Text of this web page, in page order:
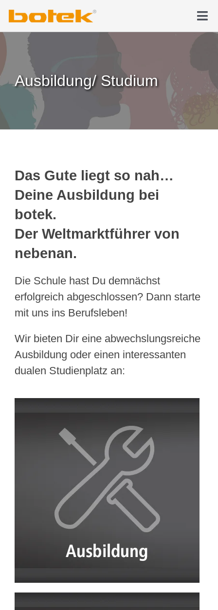
Inhalt
springen
Produkte
Tiefbohren
News & Medien
Kontakt
Webshop
Deutsch
Ausbildung/ Studium
Das Gute liegt so nah…
Deine Ausbildung bei
botek.
Der Weltmarktführer von
nebenan.
Die Schule hast Du demnächst
erfolgreich abgeschlossen? Dann starte
mit uns ins Berufsleben!
Wir bieten Dir eine abwechslungsreiche
Ausbildung oder einen interessanten
dualen Studienplatz an: